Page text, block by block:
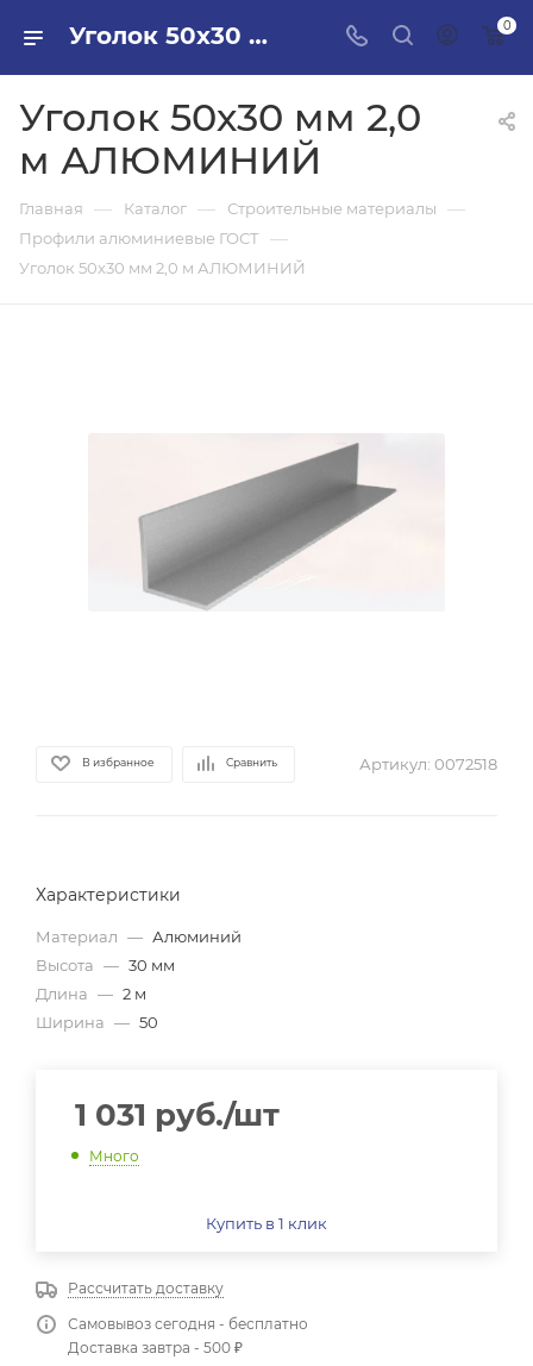
Уголок 50х30 мм 2,0 м АЛЮМИНИЙ в ПИЛОН — купить стройматериалы в интернет-магазине ПИЛОН с доставкой оптом и в розницу 0
Уголок 50х30 мм 2,0
м АЛЮМИНИЙ
Главная — Каталог — Строительные материалы —
Профили алюминиевые ГОСТ —
Уголок 50х30 мм 2,0 м АЛЮМИНИЙ
В избранное Сравнить Артикул: 0072518
Характеристики
Материал — Алюминий
Высота — 30 мм
Длина — 2 м
Ширина — 50
1 031 руб./шт
Много
Купить в 1 клик
Рассчитать доставку
Самовывоз сегодня - бесплатно
Доставка завтра - 500 ₽